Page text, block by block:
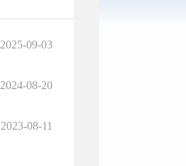
2025-09-03
2024-08-20
2023-08-11